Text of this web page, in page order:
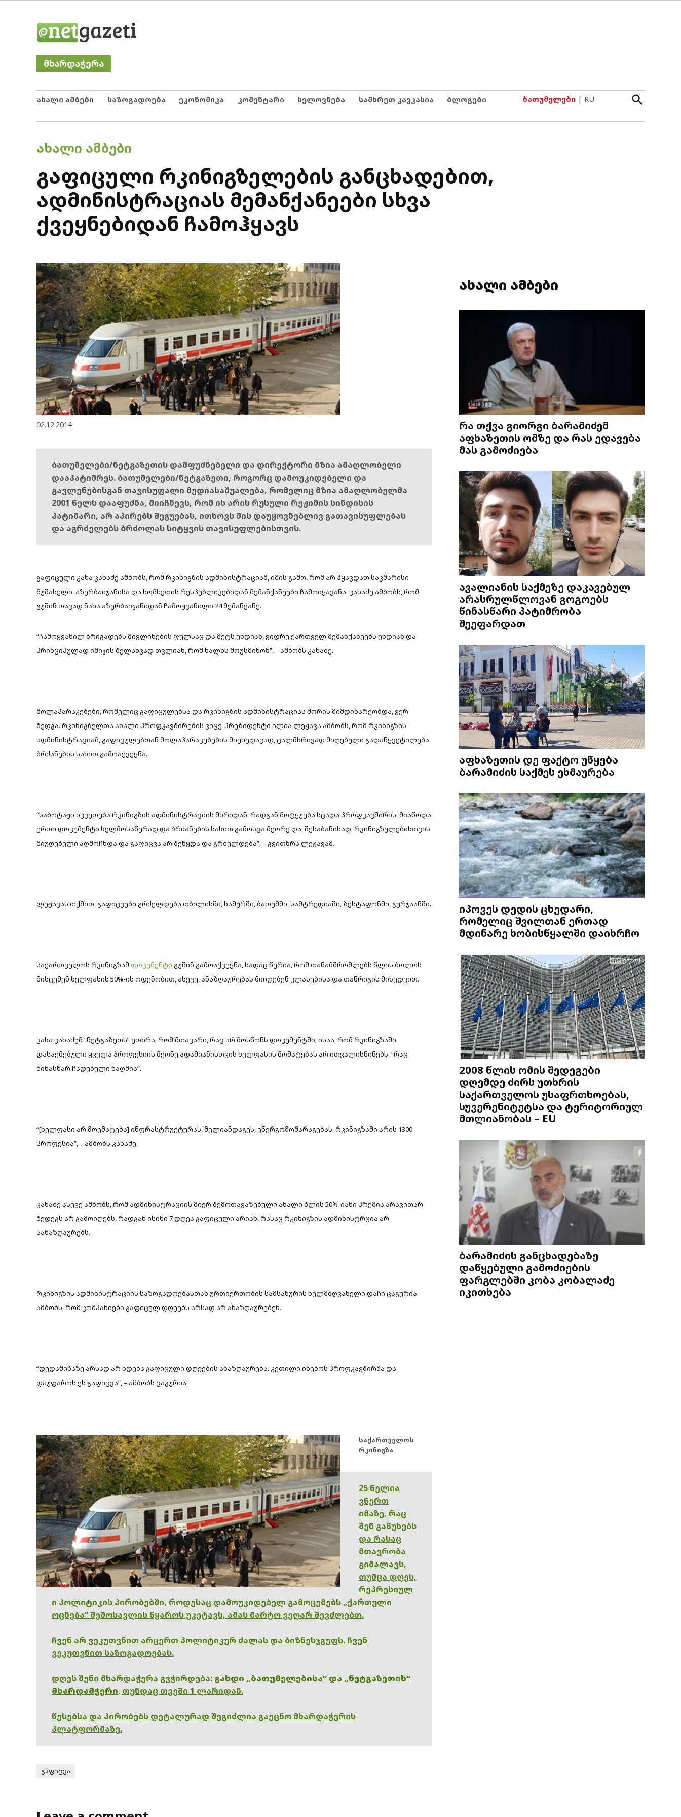
მხარდაჭერა
ახალი ამბები საზოგადოება ეკონომიკა კომენტარი ხელოვნება სამხრეთ კავკასია ბლოგები ბათუმელები | RU
Open
Search
POSTED
ᲐᲮᲐᲚᲘ ᲐᲛᲑᲔᲑᲘ
გაფიცული რკინიგზელების განცხადებით,
ადმინისტრაციას მემანქანეები სხვა
ქვეყნებიდან ჩამოჰყავს
02.12.2014
ბათუმელები/ნეტგაზეთის დამფუძნებელი და დირექტორი მზია ამაღლობელი
დააპატიმრეს. ბათუმელები/ნეტგაზეთი, როგორც დამოუკიდებელი და
გავლენებისგან თავისუფალი მედიასაშუალება, რომელიც მზია ამაღლობელმა
2001 წელს დააფუძნა, მიიჩნევს, რომ ის არის რუსული რეჟიმის სინდისის
პატიმარი, არ აპირებს შეგუებას, ითხოვს მის დაუყოვნებლივ გათავისუფლებას
და აგრძელებს ბრძოლას სიტყვის თავისუფლებისთვის.
გაფიცული კახა კახაძე ამბობს, რომ რკინიგზის ადმინისტრაციამ, იმის გამო, რომ არ ჰყავდათ საკმარისი
მუშახელი, აზერბაიჯანისა და სომხეთის რესპუბლიკებიდან მემანქანეები ჩამოიყავანა. კახაძე ამბობს, რომ
გუშინ თავად ნახა აზერბაიჯანიდან ჩამოყვანილი 24 მემანქანე.
“ჩამოყვანილ ბრიგადებს მივლინების ფულსაც და მეტს უხდიან, ვიდრე ქართველ მემანქანეებს უხდიან და
პრინციპულად იმიჯის შელახვად თვლიან, რომ ხალხს მოუსმინონ”, – ამბობს კახაძე.
მოლაპარაკებები, რომელიც გაფიცულებსა და რკინიგზის ადმინისტრაციას შორის მიმდინარეობდა, ვერ
შედგა. რკინიგზელთა ახალი პროფკავშირების ვიცე-პრეზიდენტი ილია ლეჟავა ამბობს, რომ რკინიგზის
ადმინისტრაციამ, გაფიცულებთან მოლაპარაკებების მიუხედავად, ცალმხრივად მიღებული გადაწყვეტილება
ბრძანების სახით გამოაქვეყნა.
“საბოტაჟი იკვეთება რკინიგზის ადმინისტრაციის მხრიდან, რადგან მოტყუება სცადა პროფკავშირის. მიაწოდა
ერთი დოკუმენტი ხელმოსაწერად და ბრძანების სახით გამოსცა მეორე და, შესაბანისად, რკინიგზელებისთვის
მიუღებელი აღმოჩნდა და გაფიცვა არ შეწყდა და გრძელდება”, – გვითხრა ლეჟავამ.
ლეჟავას თქმით, გაფიცვები გრძელდება თბილისში, ხაშურში, ბათუმში, სამტრედიაში, ზესტაფონში, გურჯაანში.
საქართველოს რკინიგზამ დოკუმენტი გუშინ გამოაქვეყნა, სადაც წერია, რომ თანამშრომლებს წლის ბოლოს
მისცემენ ხელფასის 50%-ის ოდენობით, ასევე, ანაზღაურებას მიიღებენ კლასებისა და თანრიგის მიხედვით.
კახა კახაძემ “ნეტგაზეთს” უთხრა, რომ მთავარი, რაც არ მოსწონს დოკუმენტში, ისაა, რომ რკინიგზაში
დასაქმებული ყველა პროფესიის მქონე ადამიანისთვის ხელფასის მომატებას არ ითვალისწინებს, “რაც
წინასწარ ჩადებული ნაღმია”.
“[ხელფასი არ მოემატება] ინფრასტრუქტურას, მელიანდაგეს, ენერგომომარაგებას. რკინიგზაში არის 1300
პროფესია”, – ამბობს კახაძე.
კახაძე ასევე ამბობს, რომ ადმინისტრაციის მიერ შემოთავაზებული ახალი წლის 50%-იანი პრემია არავითარ
შედეგს არ გამოიღებს, რადგან ისინი 7 დღეა გაფიცული არიან, რასაც რკინიგზის ადმინისტრცია არ
აანაზღაურებს.
რკინიგზის ადმინისტრაციის საზოგადოებასთან ურთიერთობის სამსახურის ხელმძღვანელი დაჩი ცაგურია
ამბობს, რომ კომპანიები გაფიცულ დღეებს არსად არ ანაზღაურებენ.
“დედამიწაზე არსად არ ხდება გაფიცული დღეების ანაზღაურება. კეთილი ინებოს პროფკავშირმა და
დაუფაროს ეს გაფიცვა”, – ამბობს ცაგურია.
საქართველოს
რკინიგზა
25 წელია
ვწერთ
იმაზე, რაც
შენ გაწუხებს
და რასაც
მთავრობა
გიმალავს,
თუმცა დღეს,
რეპრესიულ
ი პოლიტიკის პირობებში, როდესაც დამოუკიდებელ გამოცემებს „ქართული
ოცნება“ შემოსავლის წყაროს უკეტავს, ამას მარტო ვეღარ შევძლებთ.
ჩვენ არ ვეკუთვნით არცერთ პოლიტიკურ ძალას და ბიზნესჯგუფს. ჩვენ
ვეკუთვნით საზოგადოებას.
დღეს შენი მხარდაჭერა გვჭირდება: გახდი „ბათუმელებისა“ და „ნეტგაზეთის“
მხარდამჭერი, თუნდაც თვეში 1 ლარიდან.
წესებსა და პირობებს დეტალურად შეგიძლია გაეცნო მხარდაჭერის
პლატფორმაზე.
გაფიცვა
ახალი ამბები
რა თქვა გიორგი ბარამიძემ
აფხაზეთის ომზე და რას ედავება
მას გამოძიება
ავალიანის საქმეზე დაკავებულ
არასრულწლოვან გოგოებს
წინასწარი პატიმრობა
შეეფარდათ
აფხაზეთის დე ფაქტო უწყება
ბარამიძის საქმეს ეხმაურება
იპოვეს დედის ცხედარი,
რომელიც შვილთან ერთად
მდინარე ხობისწყალში დაიხრჩო
2008 წლის ომის შედეგები
დღემდე ძირს უთხრის
საქართველოს უსაფრთხოებას,
სუვერენიტეტსა და ტერიტორიულ
მთლიანობას – EU
ბარამიძის განცხადებაზე
დაწყებული გამოძიების
ფარგლებში კობა კობალაძე
იკითხება